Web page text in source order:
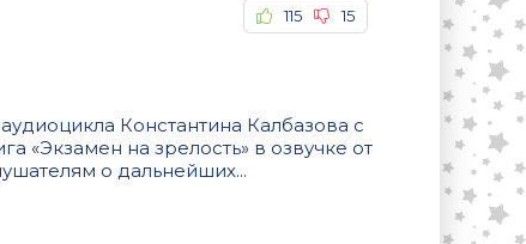
115 15
Константина Калбазова с
«Экзамен на зрелость» в озвучке от
о дальнейших...